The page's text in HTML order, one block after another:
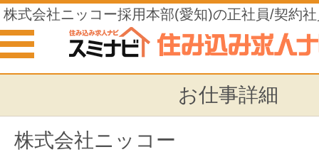
株式会社ニッコー採用本部(愛知)の正社員/契約
住み込みの仕事
お仕事詳細
株式会社ニッコー